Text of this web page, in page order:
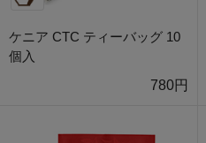
ケニア CTC ティーバッグ 10
個入
780円